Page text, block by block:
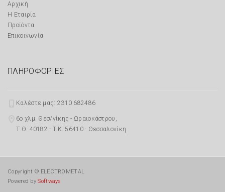
Αρχική
Η Εταιρία
Προϊόντα
Επικοινωνία
ΠΛΗΡΟΦΟΡΙΕΣ
Καλέστε μας: 2310 682486
6o χλμ. Θεσ/νίκης - Ωραιοκάστρου,
Τ.Θ. 40182 - T.K. 56410 - Θεσσαλονίκη
Copyright © ELECTROMETAL
Powered bySoftways